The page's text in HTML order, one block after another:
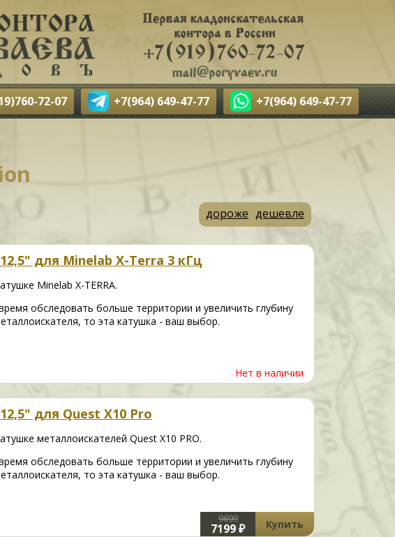
72-07 +7(964) 649-47-77 +7(964) 649-47-77
дороже дешевле
для Minelab X-Terra 3 кГц
Minelab X-TERRA.
обследовать больше территории и увеличить глубину
то эта катушка - ваш выбор.
Нет в наличии
для Quest X10 Pro
металлоискателей Quest X10 PRO.
обследовать больше территории и увеличить глубину
то эта катушка - ваш выбор.
9699
7199 ₽ Купить